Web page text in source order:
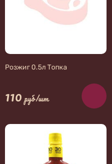
Розжиг 0.5л Топка
110 руб/шт